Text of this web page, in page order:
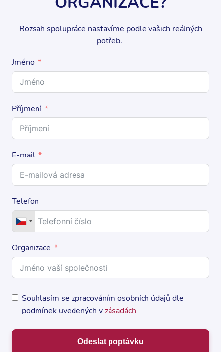
Rozsah spolupráce nastavíme podle vašich reálných
potřeb.
Jméno
Příjmení
E-mail
Telefon
Organizace
Souhlasím se zpracováním osobních údajů dle
podmínek uvedených vzásadách
Odeslat poptávku